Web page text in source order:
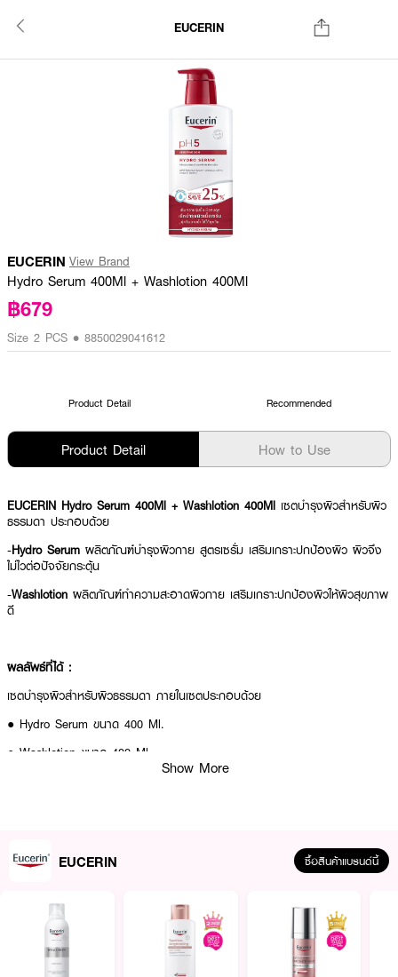
EUCERIN
EUCERIN View Brand
Hydro Serum 400Ml + Washlotion 400Ml
฿679
Size 2 PCS • 8850029041612
Product Detail Recommended
Product Detail How to Use
EUCERIN Hydro Serum 400Ml + Washlotion 400Ml เซตบำรุงผิวสำหรับผิว
ธรรมดา ประกอบด้วย
-Hydro Serum ผลิตภัณฑ์บำรุงผิวกาย สูตรเซรั่ม เสริมเกราะปกป้องผิว ผิวจึง
ไม่ไวต่อปัจจัยกระตุ้น
-Washlotion ผลิตภัณฑ์ทำความสะอาดผิวกาย เสริมเกราะปกป้องผิวให้ผิวสุขภาพ
ดี
ผลลัพธ์ที่ได้ :
เซตบำรุงผิวสำหรับผิวธรรมดา ภายในเซตประกอบด้วย
● Hydro Serum ขนาด 400 Ml.
● Washlotion ขนาด 400 Ml.
อาบน้ำด้วย Wash lotion เป็นประจำ และบำรุงผิวด้วย Hydro serum ทาผิวกาย
Show More
EUCERIN ซื้อสินค้าแบรนด์นี้